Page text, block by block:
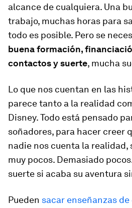
alcance de cualquiera. Una
trabajo, muchas horas para
todo es posible. Pero se
buena formación,
contactos y suerte, mucha
Lo que nos cuentan en las
parece tanto a la realidad
Disney. Todo está pensado
soñadores, para hacer creer
nadie nos cuenta la realidad,
muy pocos. Demasiado
suerte si acaba su aventura
Pueden sacar enseñanzas